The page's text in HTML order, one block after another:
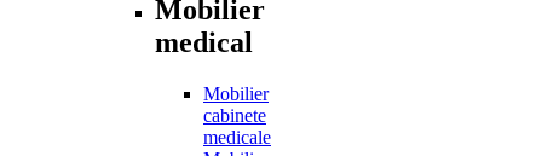
Mobilier
medical
Mobilier
cabinete
medicale